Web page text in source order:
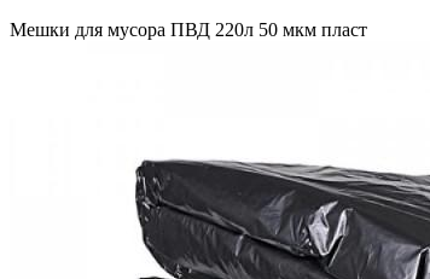
Мешки для мусора ПВД 220л 50 мкм пласт